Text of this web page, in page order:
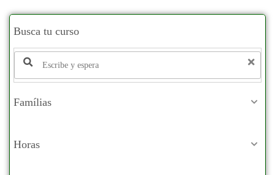
Busca tu curso
Famílias
Horas